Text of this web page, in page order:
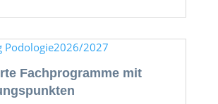
Fachprogramme mit